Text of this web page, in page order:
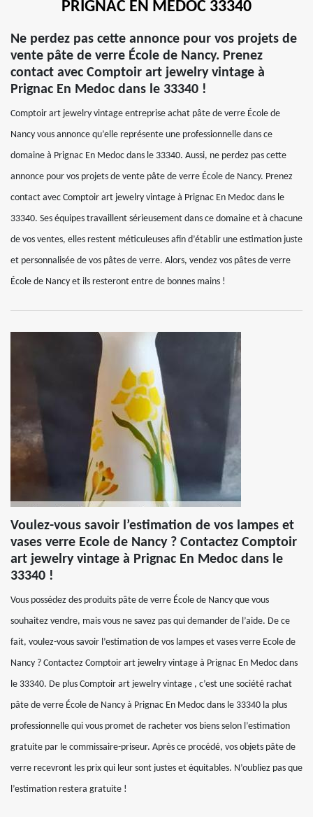
PRIGNAC EN MEDOC 33340
Ne perdez pas cette annonce pour vos projets de
vente pâte de verre École de Nancy. Prenez
contact avec Comptoir art jewelry vintage à
Prignac En Medoc dans le 33340 !
Comptoir art jewelry vintage entreprise achat pâte de verre École de
Nancy vous annonce qu’elle représente une professionnelle dans ce
domaine à Prignac En Medoc dans le 33340. Aussi, ne perdez pas cette
annonce pour vos projets de vente pâte de verre École de Nancy. Prenez
contact avec Comptoir art jewelry vintage à Prignac En Medoc dans le
33340. Ses équipes travaillent sérieusement dans ce domaine et à chacune
de vos ventes, elles restent méticuleuses afin d’établir une estimation juste
et personnalisée de vos pâtes de verre. Alors, vendez vos pâtes de verre
École de Nancy et ils resteront entre de bonnes mains !
Voulez-vous savoir l’estimation de vos lampes et
vases verre Ecole de Nancy ? Contactez Comptoir
art jewelry vintage à Prignac En Medoc dans le
33340 !
Vous possédez des produits pâte de verre École de Nancy que vous
souhaitez vendre, mais vous ne savez pas qui demander de l’aide. De ce
fait, voulez-vous savoir l’estimation de vos lampes et vases verre Ecole de
Nancy ? Contactez Comptoir art jewelry vintage à Prignac En Medoc dans
le 33340. De plus Comptoir art jewelry vintage , c’est une société rachat
pâte de verre École de Nancy à Prignac En Medoc dans le 33340 la plus
professionnelle qui vous promet de racheter vos biens selon l’estimation
gratuite par le commissaire-priseur. Après ce procédé, vos objets pâte de
verre recevront les prix qui leur sont justes et équitables. N’oubliez pas que
l’estimation restera gratuite !